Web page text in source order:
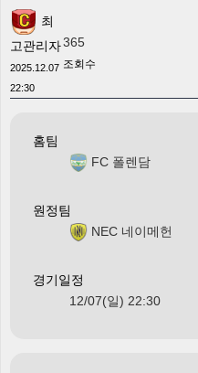
최
고관리자
2025.12.07
22:30
365
조회수
홈팀
FC 폴렌담
원정팀
NEC 네이메헌
경기일정
12/07(일) 22:30